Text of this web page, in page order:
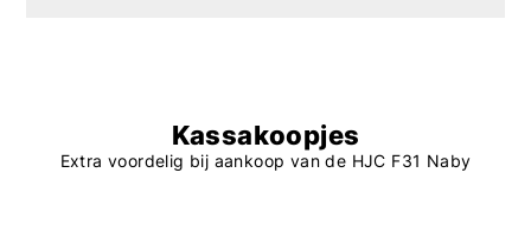
Kassakoopjes
Extra voordelig bij aankoop van de HJC F31 Naby